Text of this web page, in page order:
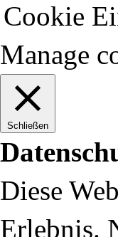
Cookie
Manage
Schließen
Diese
Erlebnis.